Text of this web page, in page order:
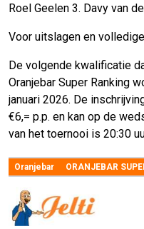
Roel Geelen 3. Davy van
Voor uitslagen en
De volgende kwalificatie
Oranjebar Super Ranking
januari 2026. De
€6,= p.p. en kan op de
van het toernooi is 20:30
Oranjebar ORANJEBAR